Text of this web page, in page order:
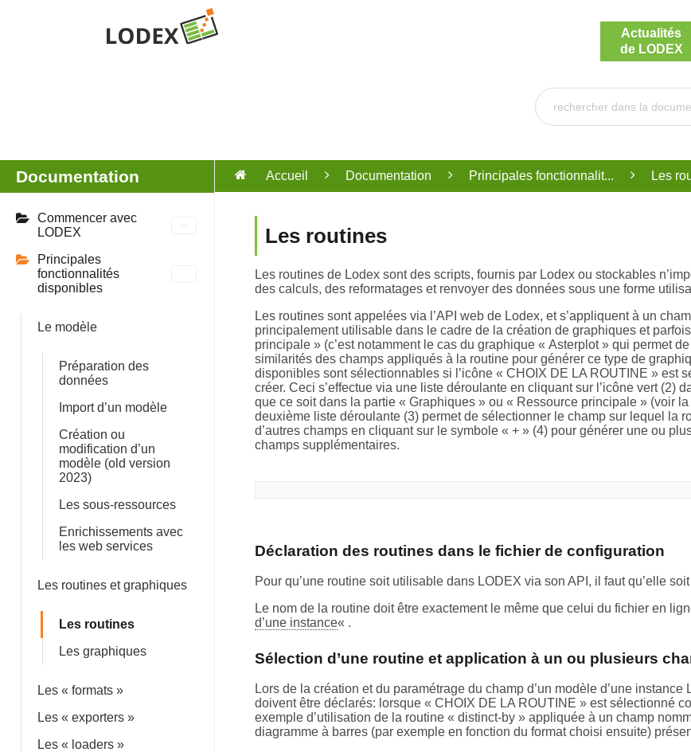
Actualités
de LODEX
Documentation
Commencer avec
LODEX
Principales
fonctionnalités
disponibles
Le modèle
Préparation des
données
Import d’un modèle
Création ou
modification d’un
modèle (old version
2023)
Les sous-ressources
Enrichissements avec
les web services
Les routines et graphiques
Les routines
Les graphiques
Les « formats »
Les « exporters »
Les « loaders »
Accueil Documentation Principales fonctionnalit... Les
Les routines
Les routines de Lodex sont des scripts, fournis par Lodex ou stockables
des calculs, des reformatages et renvoyer des données sous une forme
Les routines sont appelées via l’API web de Lodex, et s’appliquent à un
principalement utilisable dans le cadre de la création de graphiques et
principale » (c’est notamment le cas du graphique « Asterplot » qui permet
similarités des champs appliqués à la routine pour générer ce type de
disponibles sont sélectionnables si l’icône « CHOIX DE LA ROUTINE » est
créer. Ceci s’effectue via une liste déroulante en cliquant sur l’icône vert (2)
que ce soit dans la partie « Graphiques » ou « Ressource principale » (voir
deuxième liste déroulante (3) permet de sélectionner le champ sur lequel la
d’autres champs en cliquant sur le symbole « + » (4) pour générer une ou
champs supplémentaires.
Déclaration des routines dans le fichier de configuration
Pour qu’une routine soit utilisable dans LODEX via son API, il faut qu’elle
Le nom de la routine doit être exactement le même que celui du fichier en
d’une instance« .
Sélection d’une routine et application à un ou plusieurs
Lors de la création et du paramétrage du champ d’un modèle d’une
doivent être déclarés: lorsque « CHOIX DE LA ROUTINE » est sélectionné
exemple d’utilisation de la routine « distinct-by » appliquée à un champ
diagramme à barres (par exemple en fonction du format choisi ensuite)